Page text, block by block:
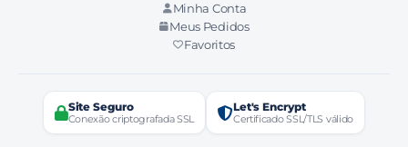
Minha Conta
Meus Pedidos
Favoritos
Site Seguro
Conexão criptografada SSL
Let's Encrypt
Certificado SSL/TLS válido